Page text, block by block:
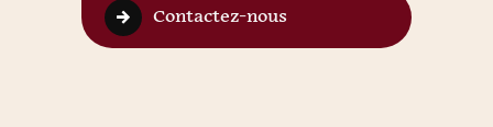
Contactez-nous